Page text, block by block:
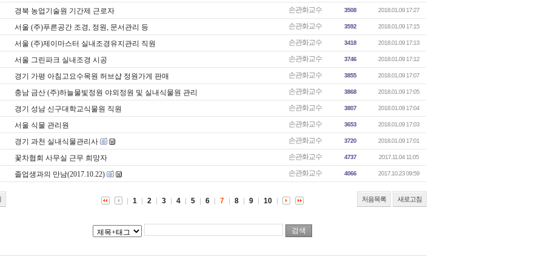
경북 농업기술원 기간제 근로자 손관화교수 3508 2018.01.09 17:27
서울 (주)푸른공간 조경, 정원, 문서관리 등 손관화교수 3592 2018.01.09 17:15
서울 (주)제이마스터 실내조경유지관리 직원 손관화교수 3418 2018.01.09 17:13
서울 그린파크 실내조경 시공 손관화교수 3746 2018.01.09 17:12
경기 가평 아침고요수목원 허브샵 정원가게 판매 손관화교수 3855 2018.01.09 17:07
충남 금산 (주)하늘물빛정원 야외정원 및 실내식물원 관리 손관화교수 3868 2018.01.09 17:05
경기 성남 신구대학교식물원 직원 손관화교수 3807 2018.01.09 17:04
서울 식물 관리원 손관화교수 3653 2018.01.09 17:03
경기 과천 실내식물관리사 손관화교수 3720 2018.01.09 17:01
꽃차협회 사무실 근무 희망자 손관화교수 4737 2017.11.04 11:05
졸업생과의 만남(2017.10.22) 손관화교수 4066 2017.10.23 09:59
처음목록 새로고침
1 2 3 4 5 6 7 8 9 10